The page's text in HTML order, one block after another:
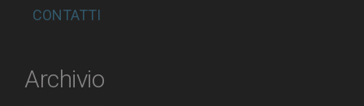
CONTATTI
Archivio